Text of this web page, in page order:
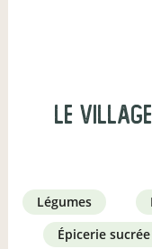
le village
légumes
épicerie sucrée